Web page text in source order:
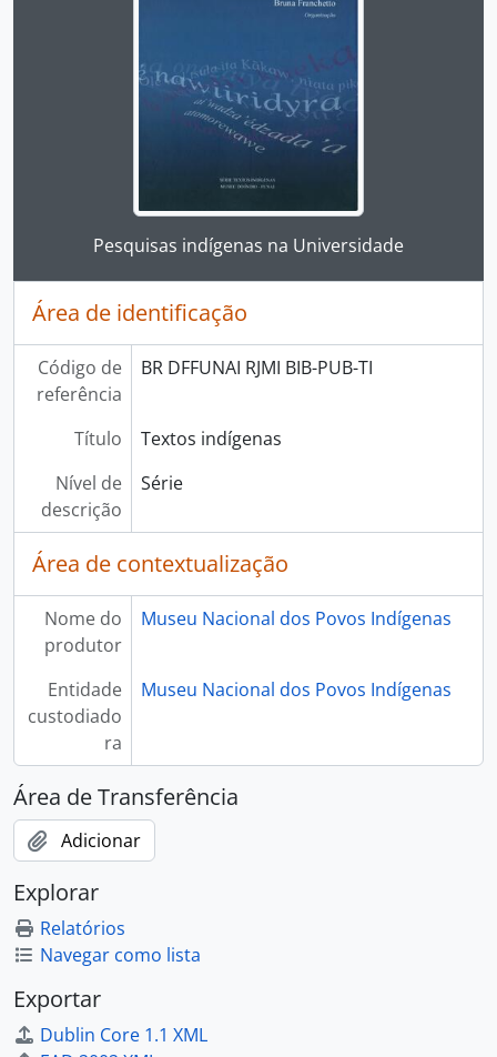
Ao clicar no link deste título da descrição a
Pesquisas indígenas na Universidade
Área de identificação
Código de
referência
BR DFFUNAI RJMI BIB-PUB-TI
Título
Textos indígenas
Nível de
descrição
Série
Área de contextualização
Nome do
produtor
Museu Nacional dos Povos Indígenas
Entidade
custodiado
ra
Museu Nacional dos Povos Indígenas
Área de Transferência
Adicionar
Explorar
Relatórios
Navegar como lista
Exportar
Dublin Core 1.1 XML